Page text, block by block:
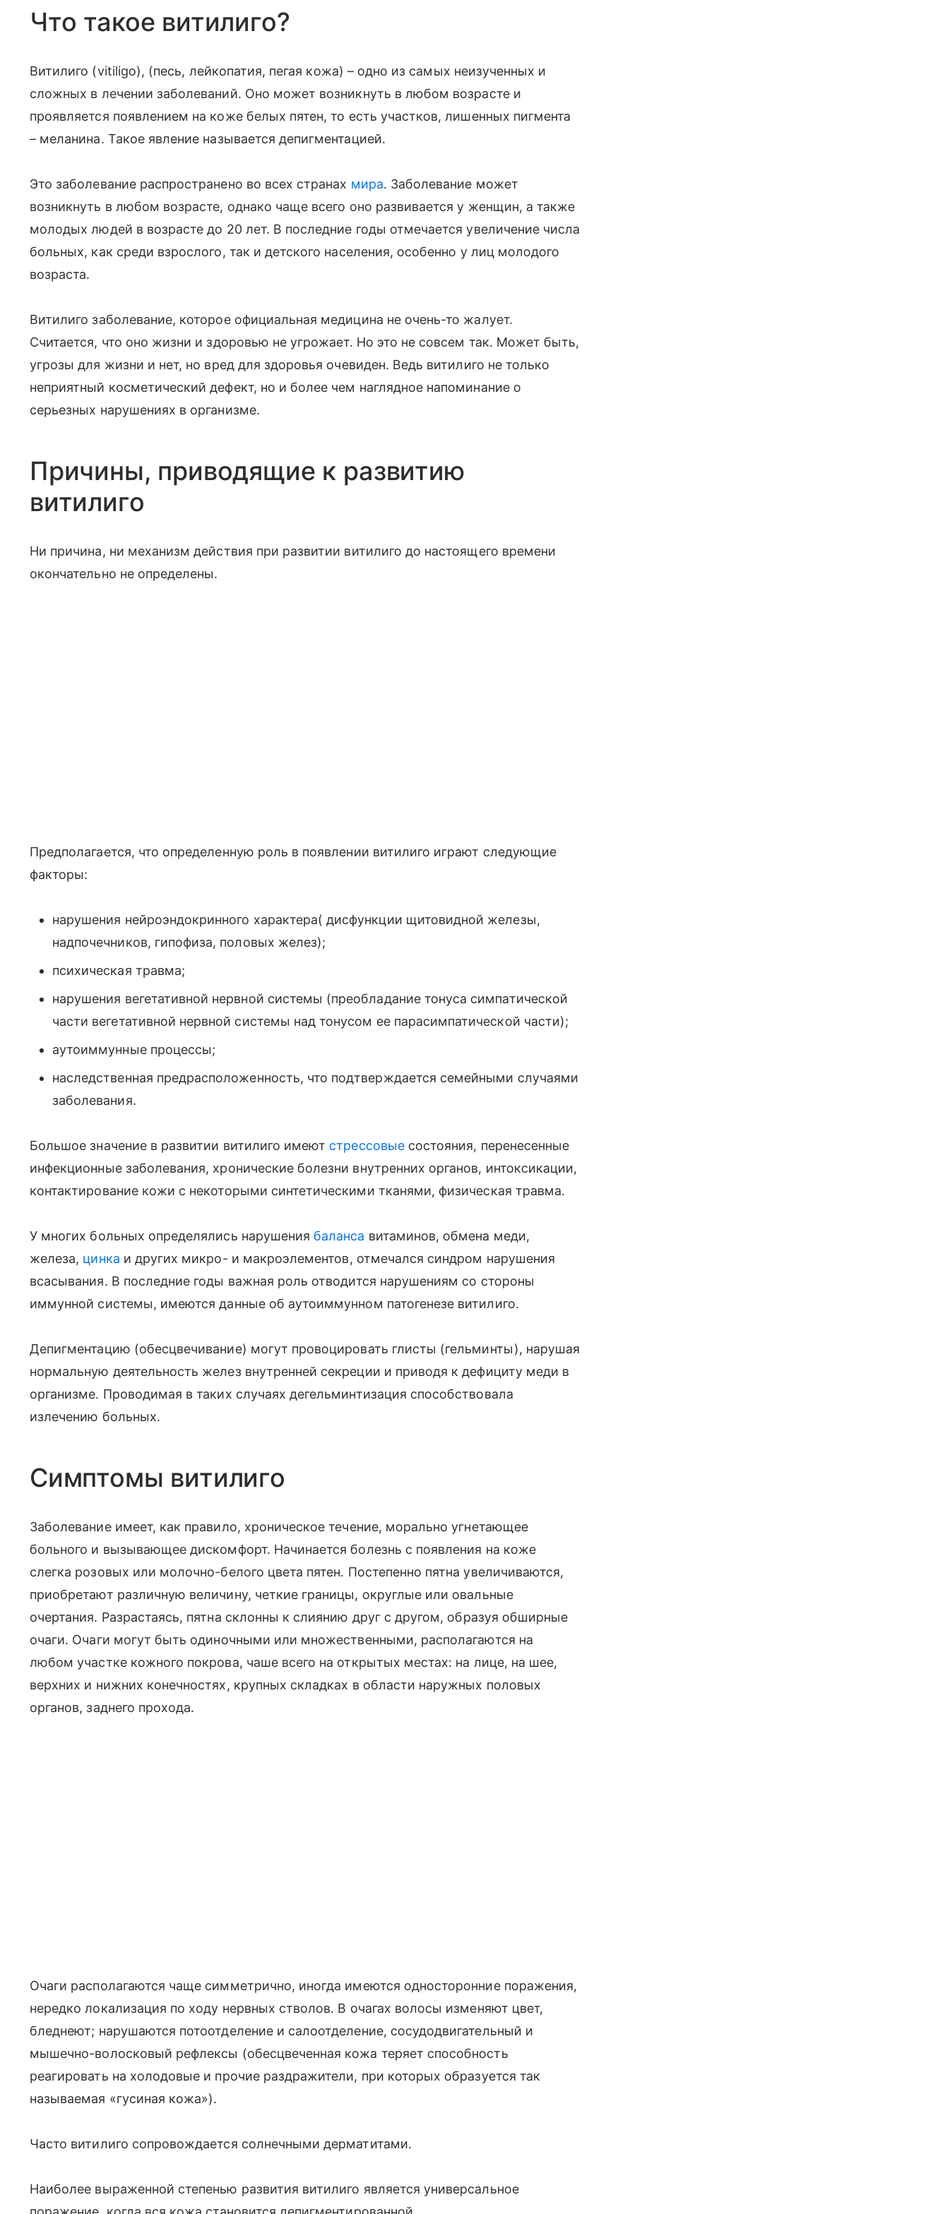
Что такое витилиго?
Витилиго (vitiligo), (песь, лейкопатия, пегая кожа) – одно из самых неизученных и
сложных в лечении заболеваний. Оно может возникнуть в любом возрасте и
проявляется появлением на коже белых пятен, то есть участков, лишенных пигмента
– меланина. Такое явление называется депигментацией.
Это заболевание распространено во всех странах мира. Заболевание может
возникнуть в любом возрасте, однако чаще всего оно развивается у женщин, а также
молодых людей в возрасте до 20 лет. В последние годы отмечается увеличение числа
больных, как среди взрослого, так и детского населения, особенно у лиц молодого
возраста.
Витилиго заболевание, которое официальная медицина не очень-то жалует.
Считается, что оно жизни и здоровью не угрожает. Но это не совсем так. Может быть,
угрозы для жизни и нет, но вред для здоровья очевиден. Ведь витилиго не только
неприятный косметический дефект, но и более чем наглядное напоминание о
серьезных нарушениях в организме.
Причины, приводящие к развитию
витилиго
Ни причина, ни механизм действия при развитии витилиго до настоящего времени
окончательно не определены.
Предполагается, что определенную роль в появлении витилиго играют следующие
факторы:
нарушения нейроэндокринного характера( дисфункции щитовидной железы,
надпочечников, гипофиза, половых желез);
психическая травма;
нарушения вегетативной нервной системы (преобладание тонуса симпатической
части вегетативной нервной системы над тонусом ее парасимпатической части);
аутоиммунные процессы;
наследственная предрасположенность, что подтверждается семейными случаями
заболевания.
Большое значение в развитии витилиго имеют стрессовыесостояния, перенесенные
инфекционные заболевания, хронические болезни внутренних органов, интоксикации,
контактирование кожи с некоторыми синтетическими тканями, физическая травма.
У многих больных определялись нарушения баланса витаминов, обмена меди,
железа, цинка и других микро- и макроэлементов, отмечался синдром нарушения
всасывания. В последние годы важная роль отводится нарушениям со стороны
иммунной системы, имеются данные об аутоиммунном патогенезе витилиго.
Депигментацию (обесцвечивание) могут провоцировать глисты (гельминты), нарушая
нормальную деятельность желез внутренней секреции и приводя к дефициту меди в
организме. Проводимая в таких случаях дегельминтизация способствовала
излечению больных.
Симптомы витилиго
Заболевание имеет, как правило, хроническое течение, морально угнетающее
больного и вызывающее дискомфорт. Начинается болезнь с появления на коже
слегка розовых или молочно-белого цвета пятен. Постепенно пятна увеличиваются,
приобретают различную величину, четкие границы, округлые или овальные
очертания. Разрастаясь, пятна склонны к слиянию друг с другом, образуя обширные
очаги. Очаги могут быть одиночными или множественными, располагаются на
любом участке кожного покрова, чаше всего на открытых местах: на лице, на шее,
верхних и нижних конечностях, крупных складках в области наружных половых
органов, заднего прохода.
Очаги располагаются чаще симметрично, иногда имеются односторонние поражения,
нередко локализация по ходу нервных стволов. В очагах волосы изменяют цвет,
бледнеют; нарушаются потоотделение и салоотделение, сосудодвигательный и
мышечно-волосковый рефлексы (обесцвеченная кожа теряет способность
реагировать на холодовые и прочие раздражители, при которых образуется так
называемая «гусиная кожа»).
Часто витилиго сопровождается солнечными дерматитами.
Наиболее выраженной степенью развития витилиго является универсальное